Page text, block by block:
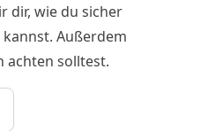
dir, wie du sicher
Außerdem
achten solltest.